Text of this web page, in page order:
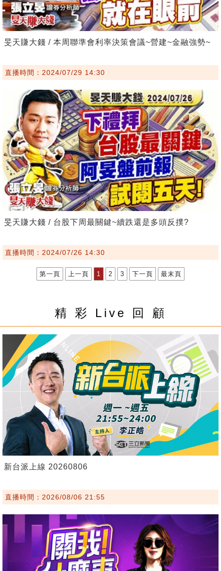
旻天賺大錢 / 本周聯準會利率決策會議~營建~金融強勢~
直播時間：2024/07/29 14:30
旻天賺大錢 / 台股下周最關鍵~續跌還是多頭反撲?
直播時間：2024/07/26 14:30
第一頁 上一頁 1 2 3 下一頁 最末頁
精 彩 Live 回 顧
新台派上線 20260806
直播時間：2026/08/06 21:55